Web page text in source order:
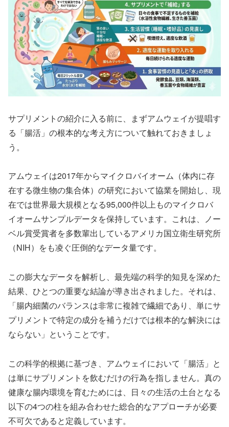
サプリメントの紹介に入る前に、まずアムウェイが提唱す
る「腸活」の根本的な考え方について触れておきましょ
う。
アムウェイは2017年からマイクロバイオーム（体内に存
在する微生物の集合体）の研究において協業を開始し、現
在では世界最大規模となる95,000件以上ものマイクロバ
イオームサンプルデータを保持しています。これは、ノー
ベル賞受賞者を多数輩出しているアメリカ国立衛生研究所
（NIH）をも凌ぐ圧倒的なデータ量です。
この膨大なデータを解析し、最先端の科学的知見を深めた
結果、ひとつの重要な結論が導き出されました。それは、
「腸内細菌のバランスは非常に複雑で繊細であり、単にサ
プリメントで特定の成分を補うだけでは根本的な解決には
ならない」ということです。
この科学的根拠に基づき、アムウェイにおいて「腸活」と
は単にサプリメントを飲むだけの行為を指しません。真の
健康な腸内環境を育むためには、日々の生活の土台となる
以下の4つの柱を組み合わせた総合的なアプローチが必要
不可欠であると定義しています。